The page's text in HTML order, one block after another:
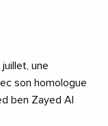
une
son homologue
ben Zayed Al